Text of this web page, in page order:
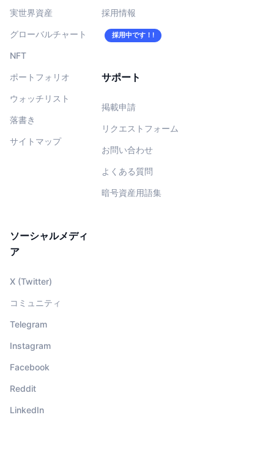
実世界資産
グローバルチャート
NFT
ポートフォリオ
ウォッチリスト
落書き
サイトマップ
採用情報
採用中です！!
サポート
掲載申請
リクエストフォーム
お問い合わせ
よくある質問
暗号資産用語集
ソーシャルメディ
ア
X (Twitter)
コミュニティ
Telegram
Instagram
Facebook
Reddit
LinkedIn